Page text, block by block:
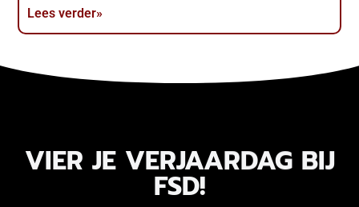
Lees verder»
VIER JE VERJAARDAG BIJ
FSD!